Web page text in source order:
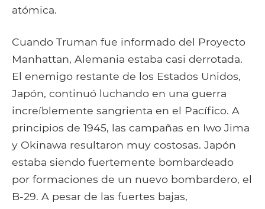
atómica.
Cuando Truman fue informado del Proyecto
Manhattan, Alemania estaba casi derrotada.
El enemigo restante de los Estados Unidos,
Japón, continuó luchando en una guerra
increíblemente sangrienta en el Pacífico. A
principios de 1945, las campañas en Iwo Jima
y Okinawa resultaron muy costosas. Japón
estaba siendo fuertemente bombardeado
por formaciones de un nuevo bombardero, el
B-29. A pesar de las fuertes bajas,